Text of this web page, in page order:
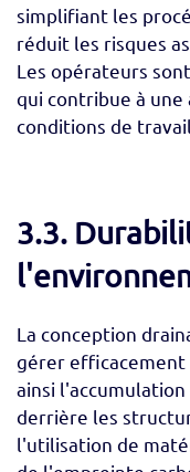
simplifiant les
réduit les risques
Les opérateurs
qui contribue à
conditions de
3.3.
La conception
gérer efficacement
ainsi
derrière les
l'utilisation de